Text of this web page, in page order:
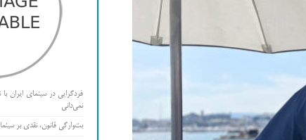
فردگرایی در سینمای ایران
نمی‌دانی
بت‌وارگی قانون، نقدی بر